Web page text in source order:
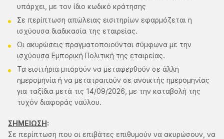
υπάρχει, με τον ίδιο κωδικό κράτησης
Σε περίπτωση απώλειας εισιτηρίων εφαρμόζεται η
ισχύουσα διαδικασία της εταιρείας.
Οι ακυρώσεις πραγματοποιούνται σύμφωνα με την
ισχύουσα Εμπορική Πολιτική της εταιρείας.
Τα εισιτήρια μπορούν να μεταφερθούν σε άλλη
ημερομηνία ή να μετατραπούν σε ανοικτής ημερομηνίας
για ταξίδια μετά τις 14/09/2026, με την καταβολή της
τυχόν διαφοράς ναύλου.
ΣΗΜΕΙΩΣΗ:
Σε περίπτωση που οι επιβάτες επιθυμούν να ακυρώσουν, να